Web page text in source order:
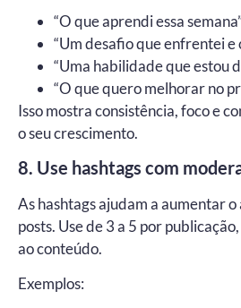
“O que aprendi essa
“Um desafio que enfrentei e
“Uma habilidade que estou
“O que quero melhorar no
Isso mostra consistência, foco e
o seu crescimento.
8. Use hashtags com
As hashtags ajudam a aumentar o
posts. Use de 3 a 5 por
ao conteúdo.
Exemplos: